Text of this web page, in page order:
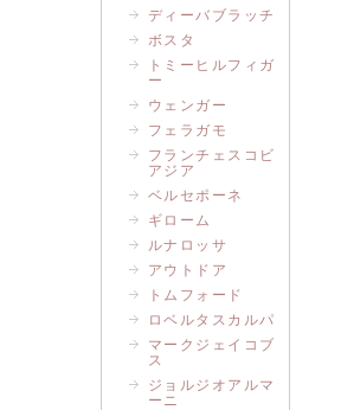
ディーバブラッチ
ボスタ
トミーヒルフィガ
ー
ウェンガー
フェラガモ
フランチェスコビ
アジア
ベルセポーネ
ギローム
ルナロッサ
アウトドア
トムフォード
ロベルタスカルパ
マークジェイコブ
ス
ジョルジオアルマ
ーニ